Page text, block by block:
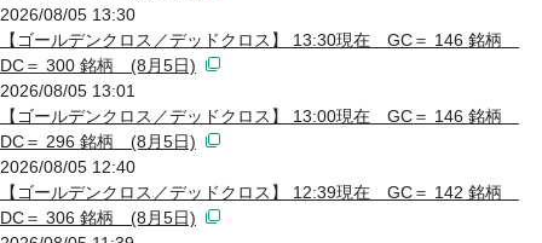
2026/08/05 13:30
【ゴールデンクロス／デッドクロス】 13:30現在 GC＝ 146 銘柄
DC＝ 300 銘柄 (8月5日)
2026/08/05 13:01
【ゴールデンクロス／デッドクロス】 13:00現在 GC＝ 146 銘柄
DC＝ 296 銘柄 (8月5日)
2026/08/05 12:40
【ゴールデンクロス／デッドクロス】 12:39現在 GC＝ 142 銘柄
DC＝ 306 銘柄 (8月5日)